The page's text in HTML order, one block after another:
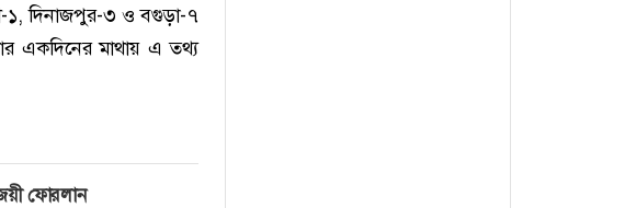
১, দিনাজপুর-৩ ও বগুড়া-৭
একদিনের মাথায় এ তথ্য
ফোরলান